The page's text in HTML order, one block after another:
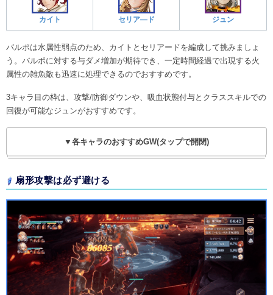
カイト セリア―ド ジュン
バルポは水属性弱点のため、カイトとセリアードを編成して挑みましょ
う。バルポに対する与ダメ増加が期待でき、一定時間経過で出現する火
属性の雑魚敵も迅速に処理できるのでおすすめです。
3キャラ目の枠は、攻撃/防御ダウンや、吸血状態付与とクラススキルでの
回復が可能なジュンがおすすめです。
▼各キャラのおすすめGW(タップで開閉)
扇形攻撃は必ず避ける